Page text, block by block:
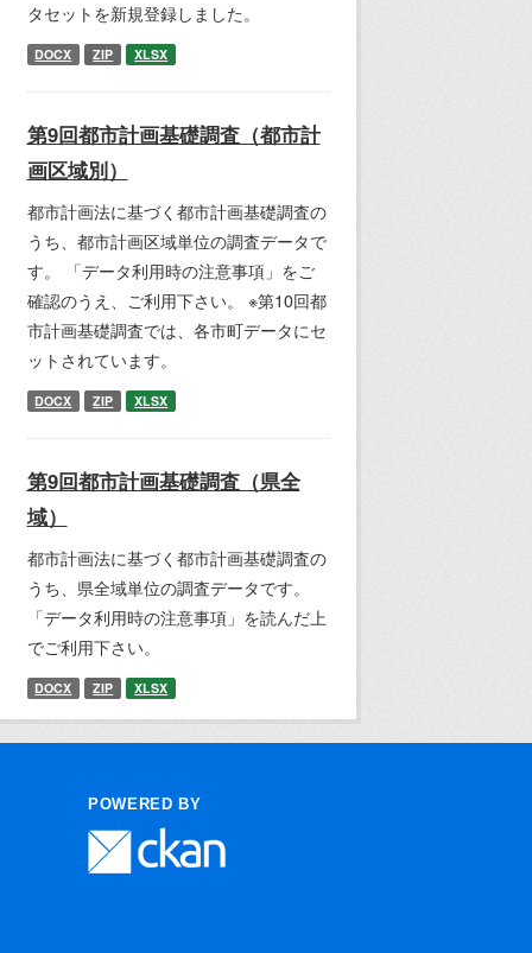
タセットを新規登録しました。
DOCX ZIP XLSX
第9回都市計画基礎調査（都市計
画区域別）
都市計画法に基づく都市計画基礎調査の
うち、都市計画区域単位の調査データで
す。 「データ利用時の注意事項」をご
確認のうえ、ご利用下さい。 ※第10回都
市計画基礎調査では、各市町データにセ
ットされています。
DOCX ZIP XLSX
第9回都市計画基礎調査（県全
域）
都市計画法に基づく都市計画基礎調査の
うち、県全域単位の調査データです。
「データ利用時の注意事項」を読んだ上
でご利用下さい。
DOCX ZIP XLSX
POWERED BY